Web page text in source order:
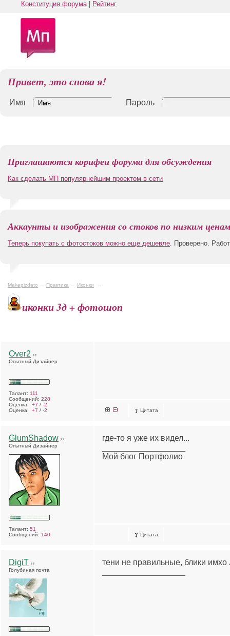
Конституция форума| Рейтинг
Привет, это снова я!
Имя Пароль
Приглашаются корифеи форума для обсуждения
Как сделать МП популярнейшим проектом в сети
Аккаунты и изображения со стоков по низким ценам
Теперь покупать с фотостоков можно еще дешевле. Проверено.
Makepizdato → Практика → Иконки →
иконки 3д + фотошоп
Over2
Опытный Дизайнер
Талант: 111
Сообщений: 228
Оценка: +7 / -2
Оценка: +7 / -2 Цитата
GlumShadow
Опытный Дизайнер
Талант: 51
Сообщений: 140
где-то я уже их видел...
Мой блог Портфолио
Цитата
DigiT
Голубиная почта
тени не правильные, блики